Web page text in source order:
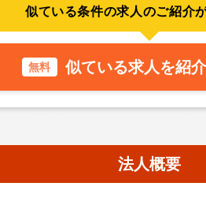
似ている条件の求人のご紹介
無料 似ている求人を紹
法人概要